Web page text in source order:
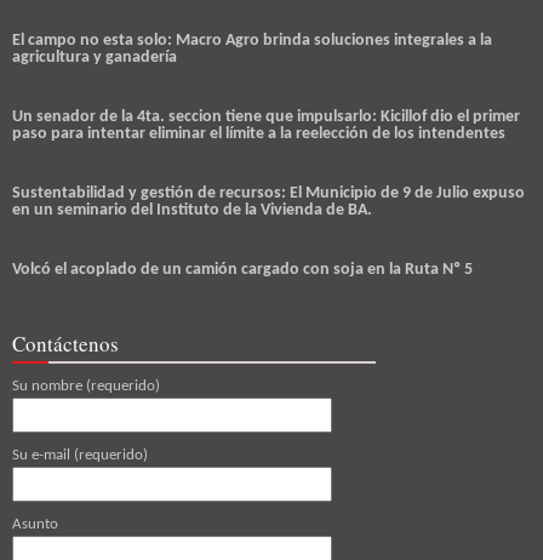
El campo no esta solo: Macro Agro brinda soluciones integrales a la
agricultura y ganadería
Un senador de la 4ta. seccion tiene que impulsarlo: Kicillof dio el primer
paso para intentar eliminar el límite a la reelección de los intendentes
Sustentabilidad y gestión de recursos: El Municipio de 9 de Julio expuso
en un seminario del Instituto de la Vivienda de BA.
Volcó el acoplado de un camión cargado con soja en la Ruta Nº 5
Contáctenos
Su nombre (requerido)
Su e-mail (requerido)
Asunto